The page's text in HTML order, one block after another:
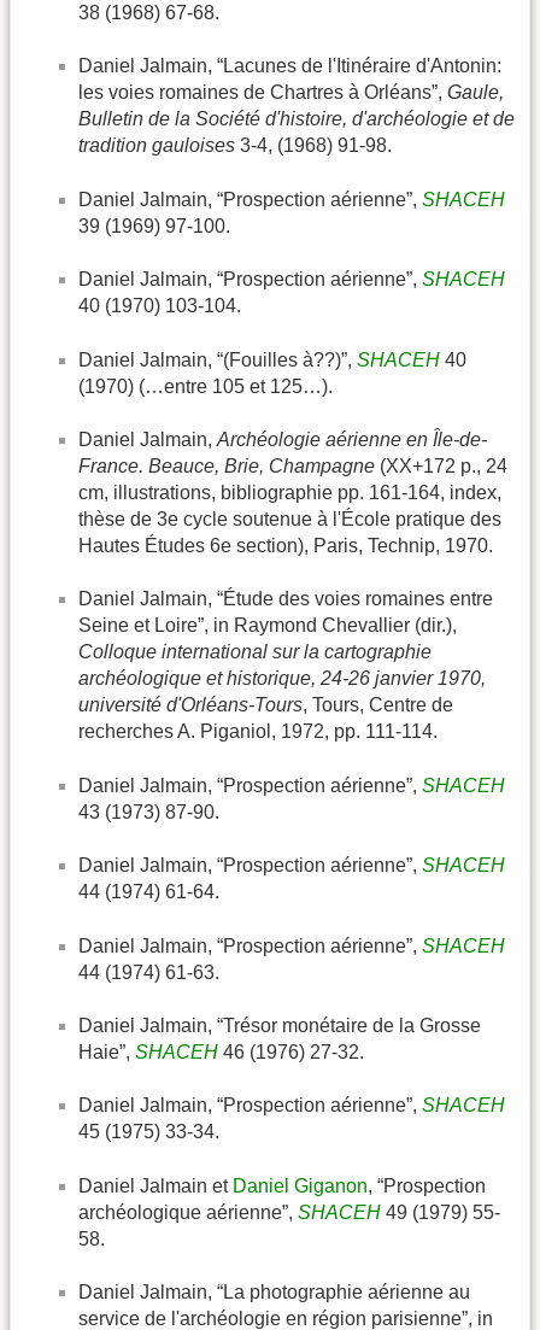
38 (1968) 67-68.
Daniel Jalmain, “Lacunes de l'Itinéraire d'Antonin:
les voies romaines de Chartres à Orléans”, Gaule,
Bulletin de la Société d'histoire, d'archéologie et de
tradition gauloises 3-4, (1968) 91-98.
Daniel Jalmain, “Prospection aérienne”, SHACEH
39 (1969) 97-100.
Daniel Jalmain, “Prospection aérienne”, SHACEH
40 (1970) 103-104.
Daniel Jalmain, “(Fouilles à??)”, SHACEH 40
(1970) (…entre 105 et 125…).
Daniel Jalmain, Archéologie aérienne en Île-de-
France. Beauce, Brie, Champagne (XX+172 p., 24
cm, illustrations, bibliographie pp. 161-164, index,
thèse de 3e cycle soutenue à l'École pratique des
Hautes Études 6e section), Paris, Technip, 1970.
Daniel Jalmain, “Étude des voies romaines entre
Seine et Loire”, in Raymond Chevallier (dir.),
Colloque international sur la cartographie
archéologique et historique, 24-26 janvier 1970,
université d'Orléans-Tours, Tours, Centre de
recherches A. Piganiol, 1972, pp. 111-114.
Daniel Jalmain, “Prospection aérienne”, SHACEH
43 (1973) 87-90.
Daniel Jalmain, “Prospection aérienne”, SHACEH
44 (1974) 61-64.
Daniel Jalmain, “Prospection aérienne”, SHACEH
44 (1974) 61-63.
Daniel Jalmain, “Trésor monétaire de la Grosse
Haie”, SHACEH 46 (1976) 27-32.
Daniel Jalmain, “Prospection aérienne”, SHACEH
45 (1975) 33-34.
Daniel Jalmain et Daniel Giganon, “Prospection
archéologique aérienne”, SHACEH 49 (1979) 55-
58.
Daniel Jalmain, “La photographie aérienne au
service de l'archéologie en région parisienne”, in